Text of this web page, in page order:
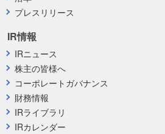
プレスリリース
IR情報
IRニュース
株主の皆様へ
コーポレートガバナンス
財務情報
IRライブラリ
IRカレンダー